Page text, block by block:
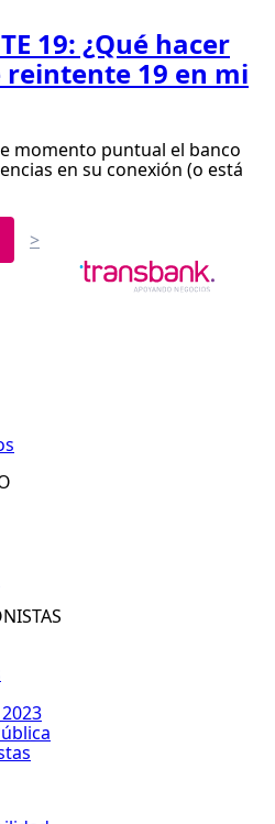
19: ¿Qué hacer
19 en mi
momento puntual el banco
en su conexión (o está
>